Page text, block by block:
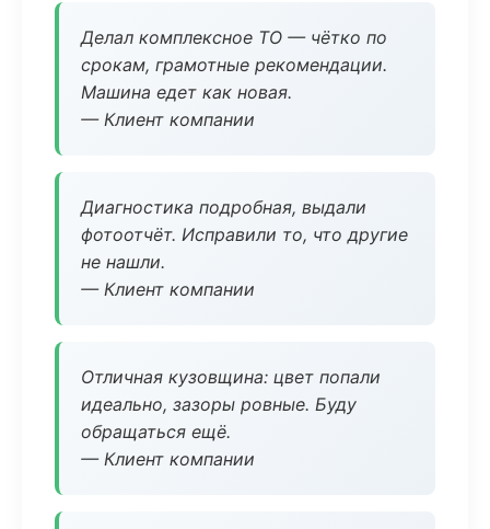
Делал комплексное ТО — чётко по
срокам, грамотные рекомендации.
Машина едет как новая.
— Клиент компании
Диагностика подробная, выдали
фотоотчёт. Исправили то, что другие
не нашли.
— Клиент компании
Отличная кузовщина: цвет попали
идеально, зазоры ровные. Буду
обращаться ещё.
— Клиент компании